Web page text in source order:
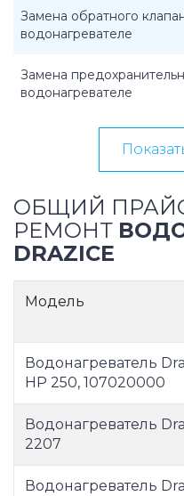
Замена обратного
водонагревателе
Замена
водонагревателе
ОБЩИЙ
РЕМОНТ
DRAZICE
Модель
Водонагреватель
HP 250, 107020000
Водонагреватель
2207
Водонагреватель